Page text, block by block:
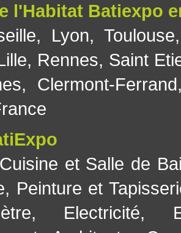
l'Habitat Batiexpo
, Lyon, Toulouse
, Rennes, Saint
, Clermont-Ferrand
Cuisine et Salle de
, Peinture et
, Electricité,